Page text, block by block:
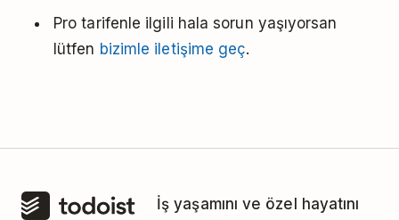
Pro tarifenle ilgili hala sorun yaşıyorsan
lütfen bizimle iletişime geç.
İş yaşamını ve özel hayatını